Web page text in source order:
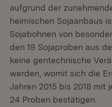
aufgrund der
heimischen Sojaanbaus
Sojabohnen von
den 19 Sojaproben aus
keine gentechnische
werden, womit sich die
Jahren 2015 bis 2018 mit
24 Proben bestätigen.